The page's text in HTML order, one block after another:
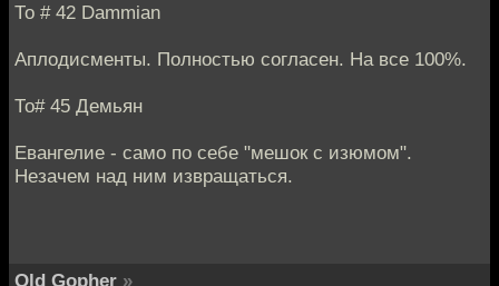
То # 42 Dammian
Аплодисменты. Полностью согласен. На все 100%.
То# 45 Демьян
Евангелие - само по себе "мешок с изюмом".
Незачем над ним извращаться.
Old Gopher »